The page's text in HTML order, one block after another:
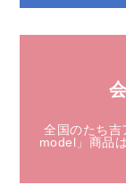
全国のたち
model」商品は